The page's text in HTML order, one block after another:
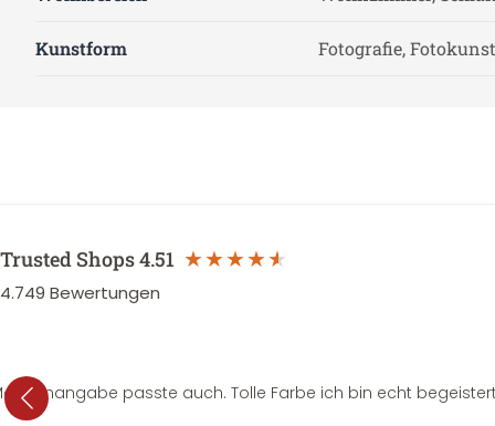
Kunstform Fotografie, Fotokunst
Trusted Shops4.51
4.749 Bewertungen
passte auch. Tolle Farbe ich bin echt